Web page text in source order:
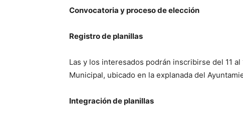
Convocatoria y proceso de elección
Registro de planillas
Las y los interesados podrán inscribirse del 11
Municipal, ubicado en la explanada del
Integración de planillas